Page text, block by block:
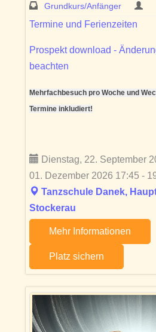
Grundkurs/Anfänger
Termine und Ferienzeiten
Prospekt download -
beachten
Mehrfachbesuch pro Woche und
Termine inkludiert!
Dienstag, 22. September
01. Dezember 2026 17:45 -
Tanzschule Danek,
Stockerau
Mehr Informationen
Platz sichern